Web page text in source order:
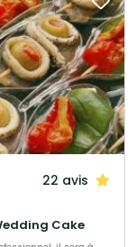
22 avis
Cake